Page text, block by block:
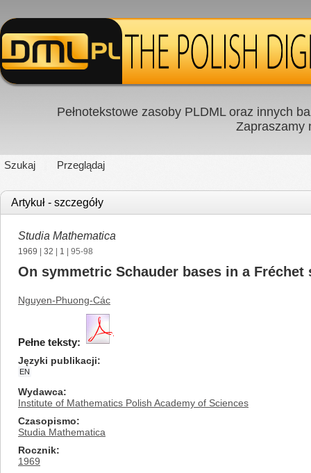
Pełnotekstowe zasoby PLDML oraz innych
Zapraszamy
Szukaj Przeglądaj
Artykuł - szczegóły
Studia Mathematica
1969 32 1 | 95-98
On symmetric Schauder bases in a Fréchet
Nguyen-Phuong-Các
Pełne teksty:
Języki publikacji
EN
Wydawca
Institute of Mathematics Polish Academy of Sciences
Czasopismo
Studia Mathematica
Rocznik
1969